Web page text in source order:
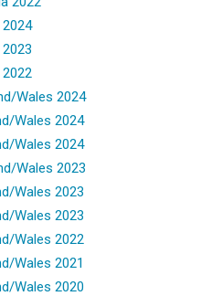
Wales 2024
Wales 2024
Wales 2024
Wales 2023
Wales 2023
Wales 2023
Wales 2022
Wales 2021
Wales 2020